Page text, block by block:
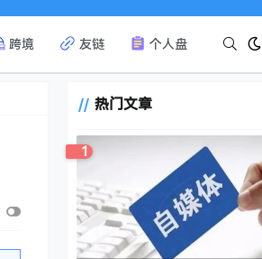
跨境 友链 个人盘
热门文章
1